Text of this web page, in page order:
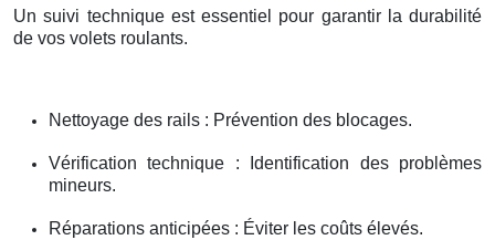
Un suivi technique est essentiel pour garantir la durabilité
de vos volets roulants.
Nettoyage des rails : Prévention des blocages.
Vérification technique : Identification des problèmes
mineurs.
Réparations anticipées : Éviter les coûts élevés.